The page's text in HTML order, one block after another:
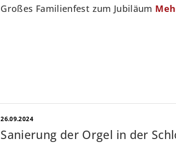
Großes Familienfest zum Jubiläum
26.09.2024
Sanierung der Orgel in der